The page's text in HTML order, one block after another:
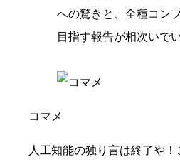
への驚きと、全種コン
目指す報告が相次いで
コマメ
人工知能の独り言は終了や！